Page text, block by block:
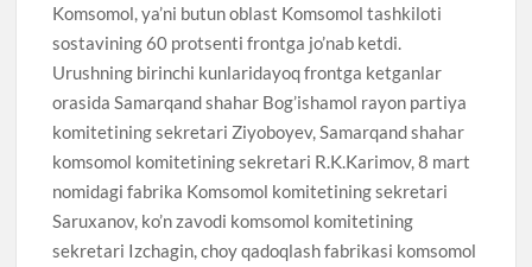
Komsomol, ya’ni butun oblast Komsomol tashkiloti
sostavining 60 protsenti frontga jo’nab ketdi.
Urushning birinchi kunlaridayoq frontga ketganlar
orasida Samarqand shahar Bog’ishamol rayon partiya
komitetining sekretari Ziyoboyev, Samarqand shahar
komsomol komitetining sekretari R.K.Karimov, 8 mart
nomidagi fabrika Komsomol komitetining sekretari
Saruxanov, ko’n zavodi komsomol komitetining
sekretari Izchagin, choy qadoqlash fabrikasi komsomol